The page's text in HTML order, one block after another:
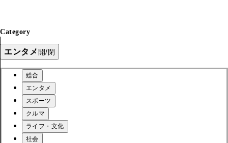
Category
エンタメ 開/閉
総合
エンタメ
スポーツ
クルマ
ライフ・文化
社会